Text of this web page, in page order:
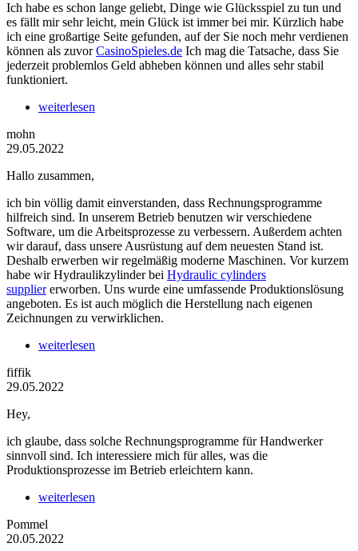
Ich habe es schon lange geliebt, Dinge wie Glücksspiel zu tun und
es fällt mir sehr leicht, mein Glück ist immer bei mir. Kürzlich habe
ich eine großartige Seite gefunden, auf der Sie noch mehr verdienen
können als zuvorCasinoSpieles.de Ich mag die Tatsache, dass Sie
jederzeit problemlos Geld abheben können und alles sehr stabil
funktioniert.
weiterlesen
mohn
29.05.2022
Hallo zusammen,
ich bin völlig damit einverstanden, dass Rechnungsprogramme
hilfreich sind. In unserem Betrieb benutzen wir verschiedene
Software, um die Arbeitsprozesse zu verbessern. Außerdem achten
wir darauf, dass unsere Ausrüstung auf dem neuesten Stand ist.
Deshalb erwerben wir regelmäßig moderne Maschinen. Vor kurzem
habe wir Hydraulikzylinder bei Hydraulic cylinders
suppliererworben. Uns wurde eine umfassende Produktionslösung
angeboten. Es ist auch möglich die Herstellung nach eigenen
Zeichnungen zu verwirklichen.
weiterlesen
fiffik
29.05.2022
Hey,
ich glaube, dass solche Rechnungsprogramme für Handwerker
sinnvoll sind. Ich interessiere mich für alles, was die
Produktionsprozesse im Betrieb erleichtern kann.
weiterlesen
Pommel
20.05.2022